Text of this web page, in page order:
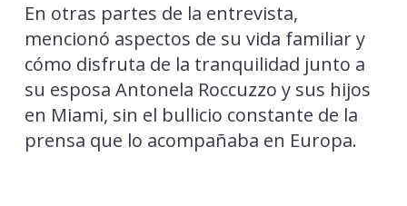
En otras partes de la entrevista,
mencionó aspectos de su vida familiar y
cómo disfruta de la tranquilidad junto a
su esposa Antonela Roccuzzo y sus hijos
en Miami, sin el bullicio constante de la
prensa que lo acompañaba en Europa.